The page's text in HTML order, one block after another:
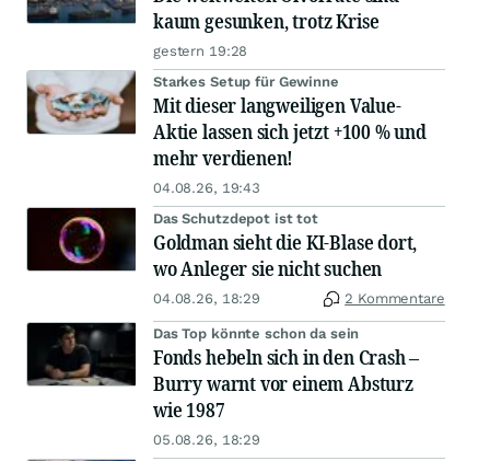
kaum gesunken, trotz Krise
gestern 19:28
Starkes Setup für Gewinne
Mit dieser langweiligen Value-
Aktie lassen sich jetzt +100 % und
mehr verdienen!
04.08.26, 19:43
Das Schutzdepot ist tot
Goldman sieht die KI-Blase dort,
wo Anleger sie nicht suchen
04.08.26, 18:29 2 Kommentare
Das Top könnte schon da sein
Fonds hebeln sich in den Crash –
Burry warnt vor einem Absturz
wie 1987
05.08.26, 18:29